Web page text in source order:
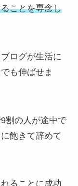
ことを専念し
ログが生活に
も伸ばせま
割の人が途中で
飽きて辞めて
ることに成功